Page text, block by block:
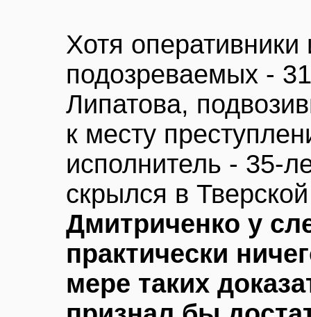
Хотя оперативники
подозреваемых -
Липатова,
к месту
исполнитель - 35-
скрылся в
Дмитриченко у
практически
мере таких